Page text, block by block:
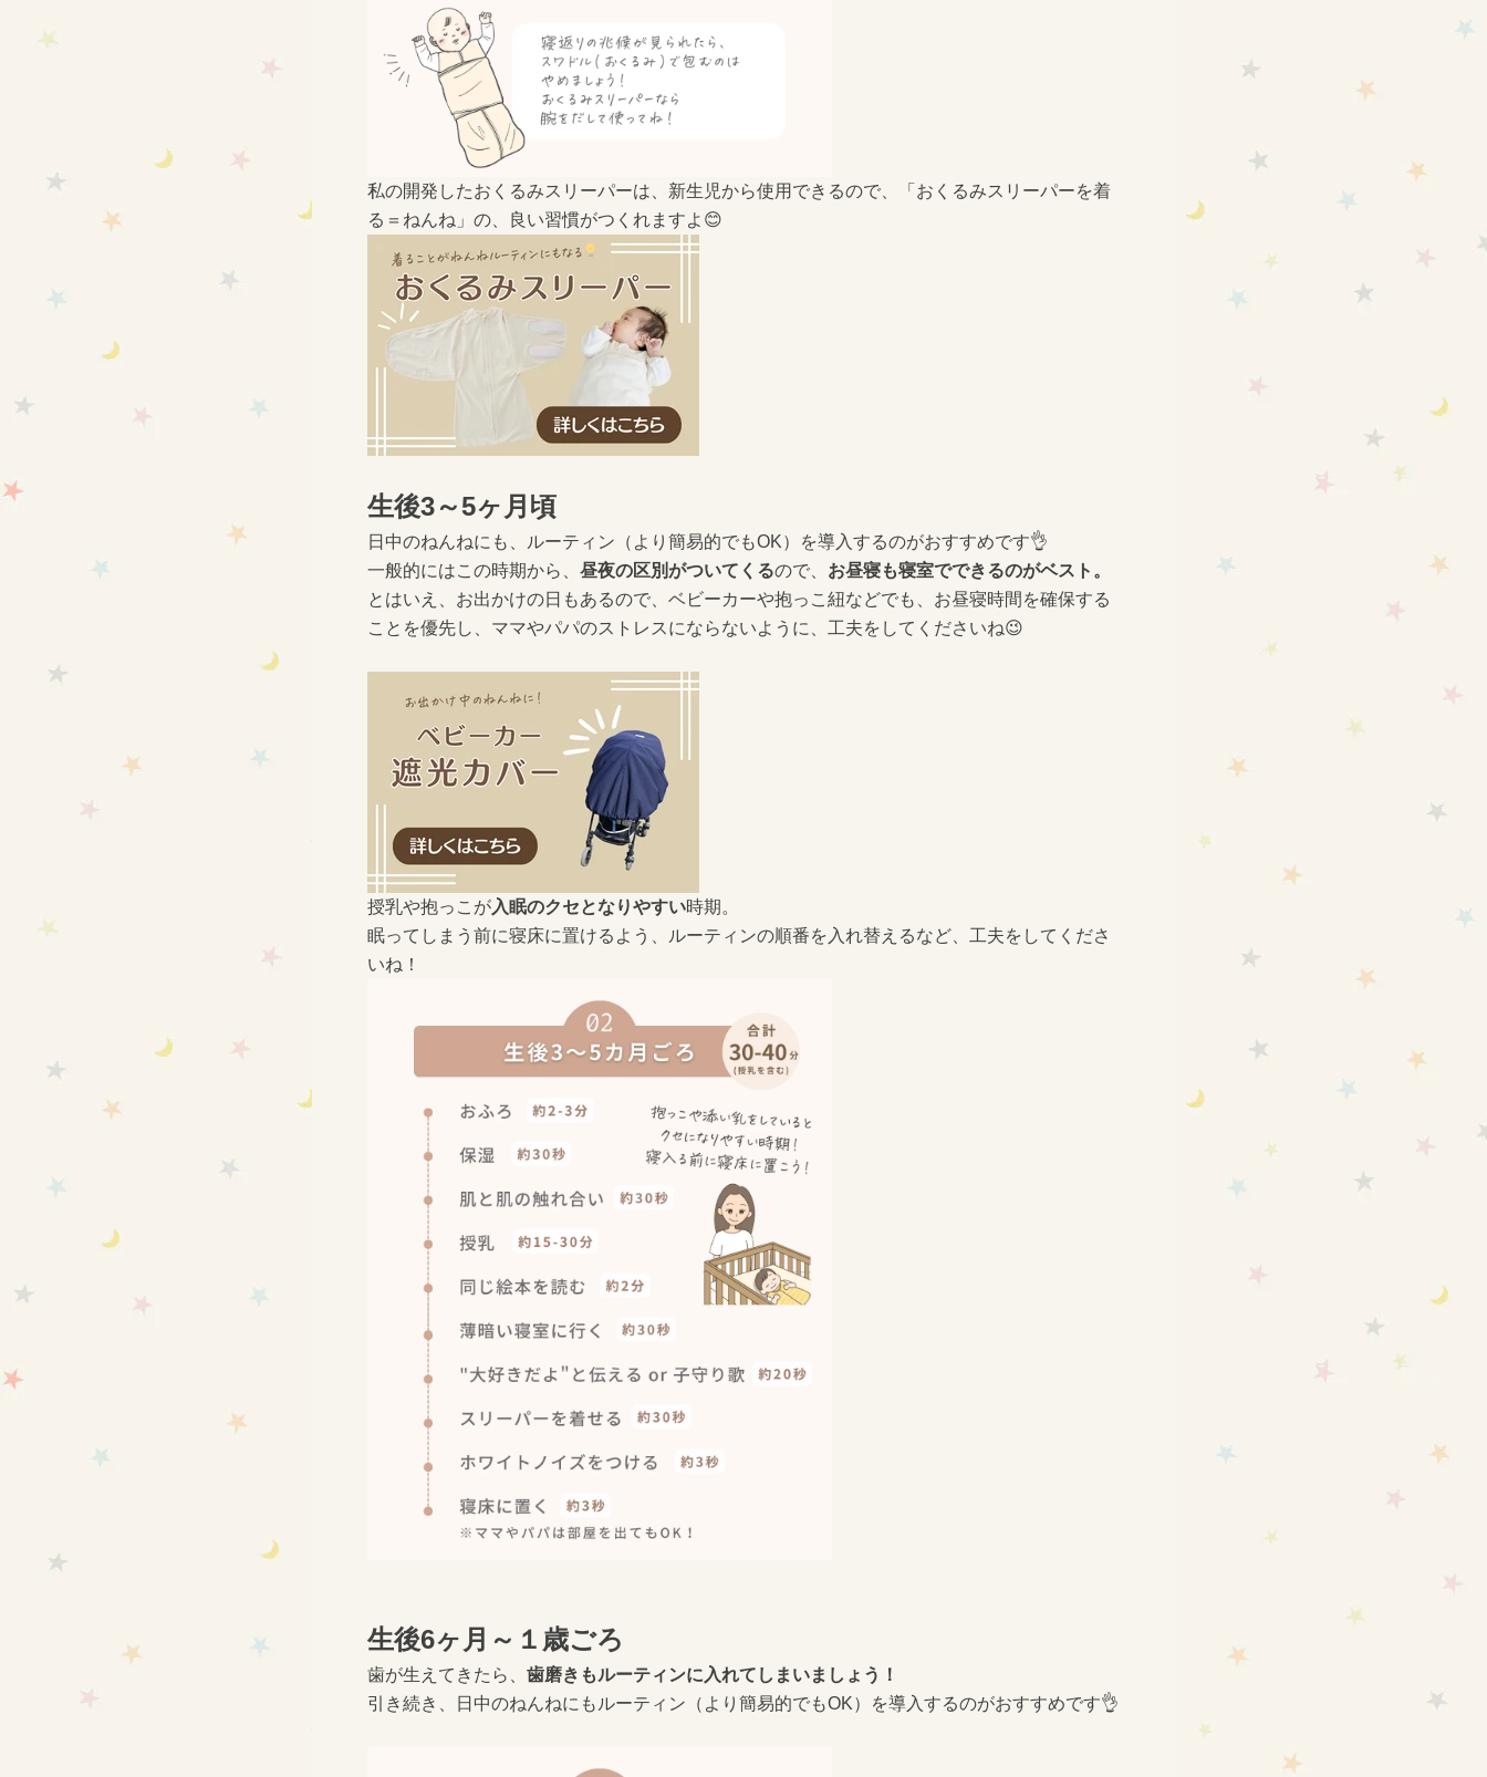
私の開発したおくるみスリーパーは、新生児から使用できるので、「 おくるみスリーパーを着
る＝ねんね」の、良い習慣がつくれますよ😊
生後3～5ヶ月頃
日中のねんねにも、 ルーティン（より簡易的でもOK）を導入するのがおすすめです👌
一般的にはこの時期から、 昼夜の区別がついてくるので、 お昼寝も寝室でできるのがベスト。
とはいえ、お出かけの日もあるので、 ベビーカーや抱っこ紐などでも、 お昼寝時間を確保する
ことを優先し、 ママやパパのストレスにならないように、 工夫をしてくださいね😉
授乳や抱っこが入眠のクセとなりやすい時期。
眠ってしまう前に寝床に置けるよう、ルーティンの順番を入れ替えるなど、工夫をしてくださ
いね！
生後6ヶ月～１歳ごろ
歯が生えてきたら、 歯磨きもルーティンに入れてしまいましょう！
引き続き、日中のねんねにも ルーティン（より簡易的でもOK）を導入するのがおすすめです👌